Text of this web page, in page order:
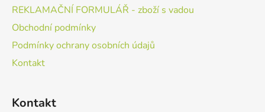
REKLAMAČNÍ FORMULÁŘ - zboží s vadou
Obchodní podmínky
Podmínky ochrany osobních údajů
Kontakt
Kontakt